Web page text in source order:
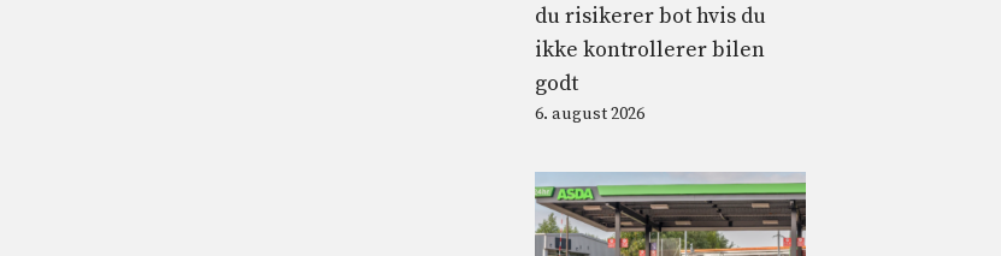
du risikerer bot hvis du
ikke kontrollerer bilen
godt
6. august 2026